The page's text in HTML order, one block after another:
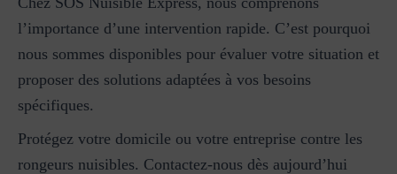
l’importance d’une intervention rapide. C’est pourquoi
nous sommes disponibles pour évaluer votre situation et
proposer des solutions adaptées à vos besoins
spécifiques.
Protégez votre domicile ou votre entreprise contre les
rongeurs nuisibles. Contactez-nous dès aujourd’hui